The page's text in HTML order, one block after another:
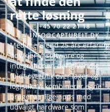
rette løsning
+45 70 22 21 18
INFO@CAPTUREIT.DK
Med mere end 25 års erfaring
udvikler vi software og
integrationer, der giver dig
fuldt overblik over lager og
logistik. Vi kombinerer egne
brugervenlige apps med
udvalgt hardware som